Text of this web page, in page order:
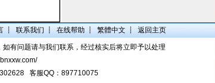
┋ 联系我们 ┋ 在线帮助 ┋ 繁體中文 ┋ 返回主页
有问题请与我们联系，经过核实后将立即予以处理
客服QQ：897710075